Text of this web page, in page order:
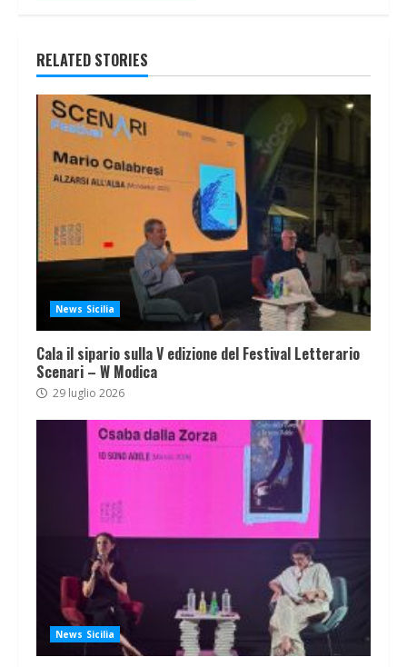
RELATED STORIES
News Sicilia
Cala il sipario sulla V edizione del Festival Letterario
Scenari – W Modica
29 luglio 2026
News Sicilia